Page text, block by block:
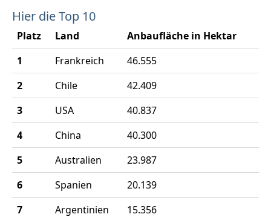
Hier die Top 10
Platz Land
Anbaufläche in Hektar
1
Frankreich
46.555
2
Chile
42.409
3
USA
40.837
4
China
40.300
5
Australien
23.987
6
Spanien
20.139
7
Argentinien
15.356